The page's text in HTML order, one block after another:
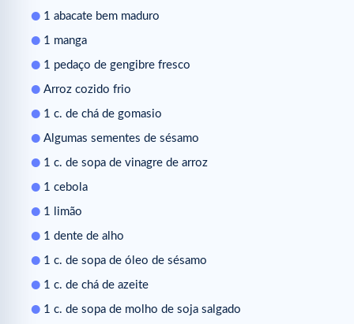
1 abacate bem maduro
1 manga
1 pedaço de gengibre fresco
Arroz cozido frio
1 c. de chá de gomasio
Algumas sementes de sésamo
1 c. de sopa de vinagre de arroz
1 cebola
1 limão
1 dente de alho
1 c. de sopa de óleo de sésamo
1 c. de chá de azeite
1 c. de sopa de molho de soja salgado